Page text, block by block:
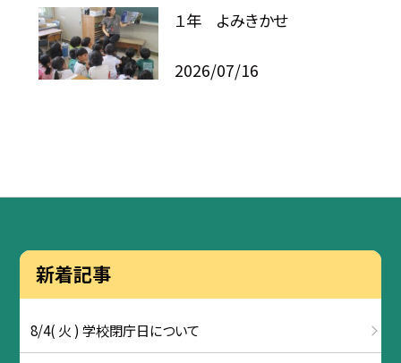
１年 よみきかせ
2026/07/16
新着記事
8/4( 火 ) 学校閉庁日について